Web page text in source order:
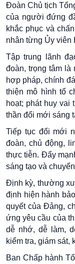
Đoàn Chủ tịch
của người đứng
khắc phục và
nhân từng Ủy viên
Tập trung lãnh
đoàn, trọng tâm là
hợp pháp, chính
thiện mô hình tổ
hoạt; phát huy vai
thần đổi mới sáng
Tiếp tục đổi mới
đoàn, chủ động,
thực tiễn. Đẩy
sáng tạo và
Định kỳ, thường
định hiện hành
quyết của Đảng,
ứng yêu cầu của
dễ nhớ, dễ làm,
kiểm tra, giám sát,
Ban Chấp hành